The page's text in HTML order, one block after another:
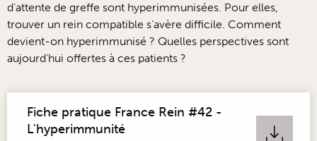
d’attente de greffe sont hyperimmunisées. Pour elles,
trouver un rein compatible s’avère difficile. Comment
devient-on hyperimmunisé ? Quelles perspectives sont
aujourd’hui offertes à ces patients ?
Fiche pratique France Rein #42 -
L'hyperimmunité